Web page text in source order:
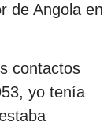
de Angola en
contactos
yo tenía